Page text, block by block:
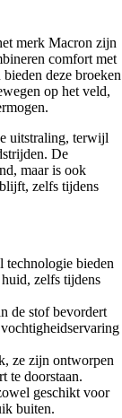
merk Macron zijn
comfort met
deze broeken
op het veld,
uitstraling, terwijl
De
maar is ook
zelfs tijdens
technologie bieden
zelfs tijdens
de stof bevordert
ze zijn ontworpen
te doorstaan.
geschikt voor
buiten.